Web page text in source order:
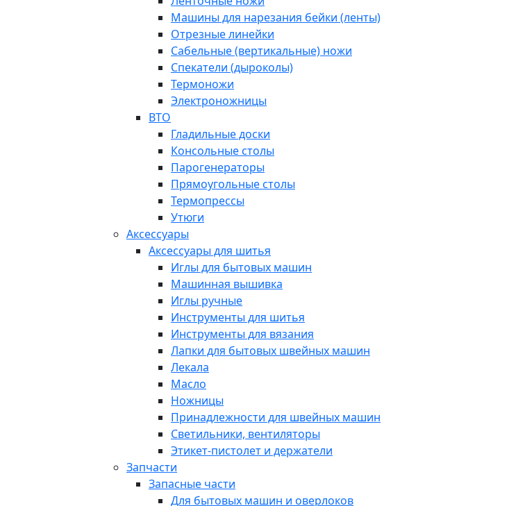
Машины для нарезания бейки (ленты)
Отрезные линейки
Сабельные (вертикальные) ножи
Спекатели (дыроколы)
Термоножи
Электроножницы
ВТО
Гладильные доски
Консольные столы
Парогенераторы
Прямоугольные столы
Термопрессы
Утюги
Аксессуары
Аксессуары для шитья
Иглы для бытовых машин
Машинная вышивка
Иглы ручные
Инструменты для шитья
Инструменты для вязания
Лапки для бытовых швейных машин
Лекала
Масло
Ножницы
Принадлежности для швейных машин
Светильники, вентиляторы
Этикет-пистолет и держатели
Запчасти
Запасные части
Для бытовых машин и оверлоков